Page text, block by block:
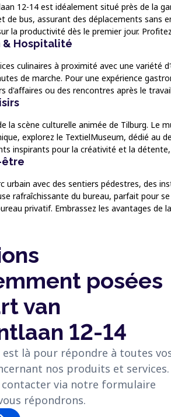
12-14 est idéalement situé près de la
de bus, assurant des déplacements
la productivité dès le premier jour.
& Hospitalité
culinaires à proximité avec une
de marche. Pour une expérience
d'affaires ou des rencontres après le
la scène culturelle animée de Tilburg.
explorez le TextielMuseum, dédié
inspirants pour la créativité et la
être
urbain avec des sentiers pédestres, des
rafraîchissante du bureau, parfait pour
privatif. Embrassez les avantages
posées
van
12-14
là pour répondre à toutes
nos produits et services.
contacter via notre formulaire
répondrons.